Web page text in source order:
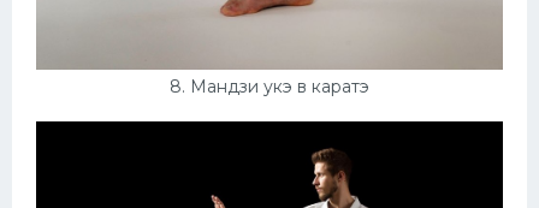
8. Мандзи укэ в каратэ